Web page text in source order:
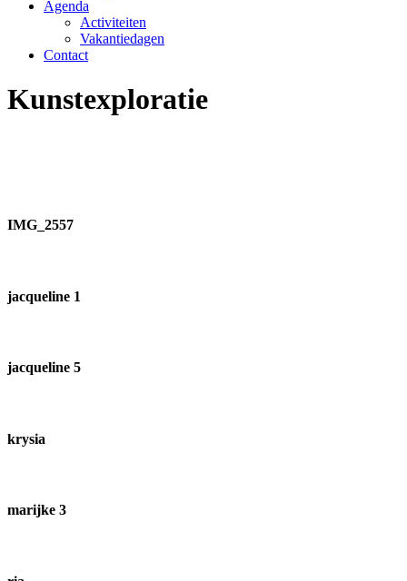
Agenda
Activiteiten
Vakantiedagen
Contact
Kunstexploratie
IMG_2557
jacqueline 1
jacqueline 5
krysia
marijke 3